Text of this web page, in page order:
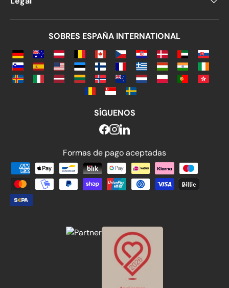
SOBRES ESPAÑA INTERNATIONAL
SÍGUENOS
Formas de pago aceptadas
Formas de pago aceptadas